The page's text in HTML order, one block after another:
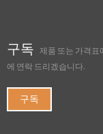
구독
제품 또는 가격표
에 연락 드리겠습니다.
구독